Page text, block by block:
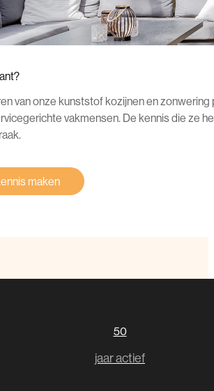
van onze kunststof kozijnen en
vakmensen. De kennis die ze
maken
50
jaar actief